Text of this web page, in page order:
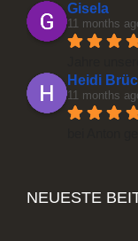
Gisela
11 months
Heidi
11 months
NEUESTE